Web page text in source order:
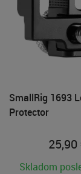
SmallRig 1693
Protector
25,90
Skladom